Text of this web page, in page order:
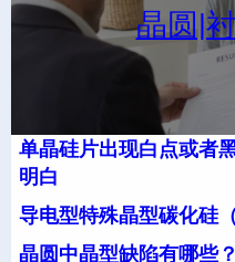
晶圆|
单晶硅片出现白点或者
明白
导电型特殊晶型碳化硅
晶圆中晶型缺陷有哪些